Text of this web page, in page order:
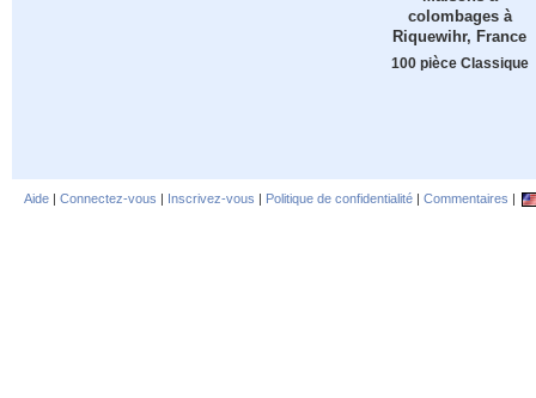
colombages à
Riquewihr, France
100 pièce Classique
Aide | Connectez-vous | Inscrivez-vous | Politique de confidentialité | Commentaires |